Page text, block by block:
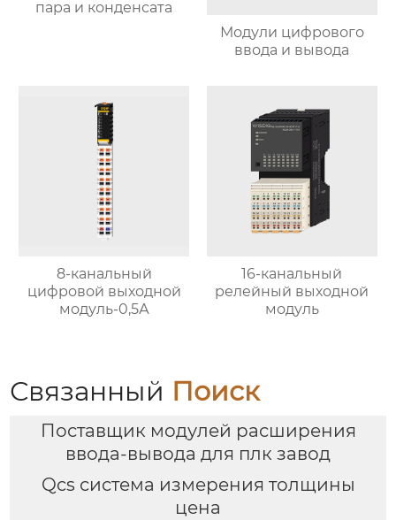
пара и конденсата
Модули цифрового
ввода и вывода
8-канальный
цифровой выходной
модуль-0,5А
16-канальный
релейный выходной
модуль
Связанный Поиск
Поставщик модулей расширения
ввода-вывода для плк завод
Qcs система измерения толщины
цена